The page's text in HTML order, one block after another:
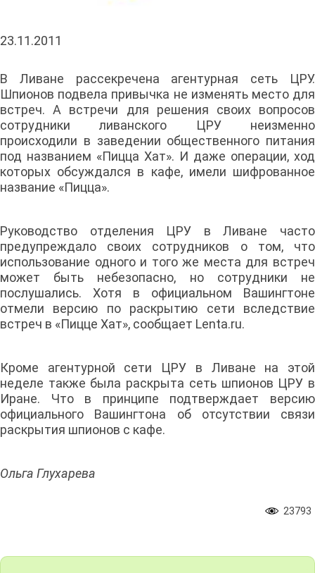
23.11.2011
В Ливане рассекречена агентурная сеть ЦРУ.
Шпионов подвела привычка не изменять место для
встреч. А встречи для решения своих вопросов
сотрудники ливанского ЦРУ неизменно
происходили в заведении общественного питания
под названием «Пицца Хат». И даже операции, ход
которых обсуждался в кафе, имели шифрованное
название «Пицца».
Руководство отделения ЦРУ в Ливане часто
предупреждало своих сотрудников о том, что
использование одного и того же места для встреч
может быть небезопасно, но сотрудники не
послушались. Хотя в официальном Вашингтоне
отмели версию по раскрытию сети вследствие
встреч в «Пицце Хат», сообщает Lenta.ru.
Кроме агентурной сети ЦРУ в Ливане на этой
неделе также была раскрыта сеть шпионов ЦРУ в
Иране. Что в принципе подтверждает версию
официального Вашингтона об отсутствии связи
раскрытия шпионов с кафе.
Ольга Глухарева
23793